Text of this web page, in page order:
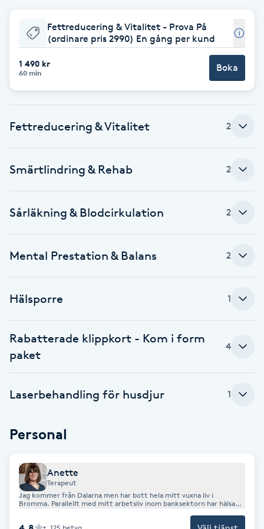
Babylights
Bambumassage
Barber
Blowout
Bottenfärg
Brynfärgning
Brynplockning
Celluliter
Coachning
Color correction
Fettreducering & Vitalitet - Prova På
(ordinare pris 2990) En gång per kund
1 490 kr
60 min Boka
Fettreducering & Vitalitet 2
Smärtlindring & Rehab 2
Sårläkning & Blodcirkulation 2
Mental Prestation & Balans 2
Hälsporre 1
Rabatterade klippkort - Kom i form
paket
4
Laserbehandling för husdjur 1
Personal
Anette
Terapeut
Jag kommer från Dalarna men har bott hela mitt vuxna liv i
Bromma. Parallellt med mitt arbetsliv inom banksektorn har hälsa
krona på en tand hade lett till fruktansvärd strålande värk i käken